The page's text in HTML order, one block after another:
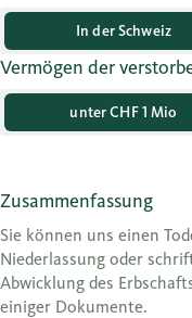
In der Schweiz
Vermögen der
unter CHF 1 Mio
Zusammenfassung
Sie können uns einen
Niederlassung oder
Abwicklung des
einiger Dokumente.